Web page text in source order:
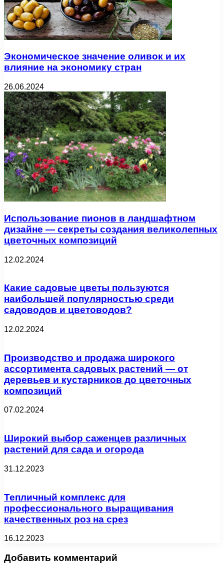
Экономическое значение оливок и их
влияние на экономику стран
26.06.2024
Использование пионов в ландшафтном
дизайне — секреты создания великолепных
цветочных композиций
12.02.2024
Какие садовые цветы пользуются
наибольшей популярностью среди
садоводов и цветоводов?
12.02.2024
Производство и продажа широкого
ассортимента садовых растений — от
деревьев и кустарников до цветочных
композиций
07.02.2024
Широкий выбор саженцев различных
растений для сада и огорода
31.12.2023
Тепличный комплекс для
профессионального выращивания
качественных роз на срез
16.12.2023
Добавить комментарий